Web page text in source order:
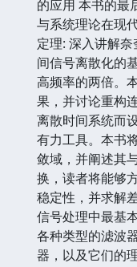
的应用 本书的最
与系统理论在现
定理: 深入讲解
间信号离散化的
高频率的两倍。
果，并讨论重构
离散时间系统而
有力工具。本书
敛域，并阐述其
换，读者将能够
稳定性，并求解
信号处理中最基
各种类型的滤波
器，以及它们的